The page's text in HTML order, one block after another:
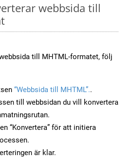
webbsida till
till MHTML-formatet, följ
“Webbsida till MHTML”..
till webbsidan du vill konvertera
“Konvertera” för att initiera
är klar.